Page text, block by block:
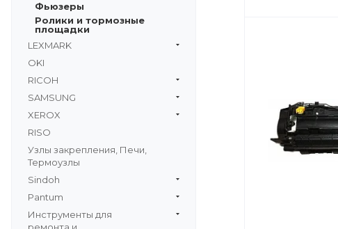
Фьюзеры
Ролики и тормозные
площадки
LEXMARK
OKI
RICOH
SAMSUNG
XEROX
RISO
Узлы закрепления, Печи,
Термоузлы
Sindoh
Pantum
Инструменты для